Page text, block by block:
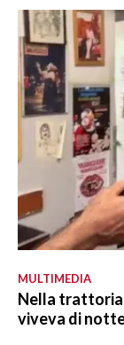
MULTIMEDIA
Nella trattoria
viveva di